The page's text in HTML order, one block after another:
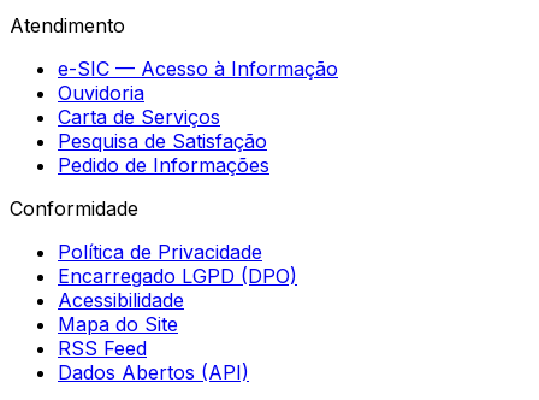
Atendimento
e-SIC — Acesso à Informação
Ouvidoria
Carta de Serviços
Pesquisa de Satisfação
Pedido de Informações
Conformidade
Política de Privacidade
Encarregado LGPD (DPO)
Acessibilidade
Mapa do Site
RSS Feed
Dados Abertos (API)